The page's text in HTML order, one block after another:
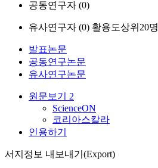
공동연구자 (0)
유사연구자 (0) 활용도상위20명
발표논문
공동연구논문
유사연구논문
원문보기 2
ScienceON
코리아스칼라
인용하기
서지정보 내보내기(Export)